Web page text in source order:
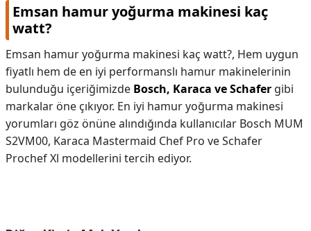
Emsan hamur yoğurma makinesi kaç
watt?
Emsan hamur yoğurma makinesi kaç watt?, Hem uygun
fiyatlı hem de en iyi performanslı hamur makinelerinin
bulunduğu içeriğimizde Bosch, Karaca ve Schafer gibi
markalar öne çıkıyor. En iyi hamur yoğurma makinesi
yorumları göz önüne alındığında kullanıcılar Bosch MUM
S2VM00, Karaca Mastermaid Chef Pro ve Schafer
Prochef Xl modellerini tercih ediyor.